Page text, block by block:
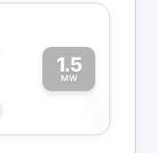
1.5
MW
1